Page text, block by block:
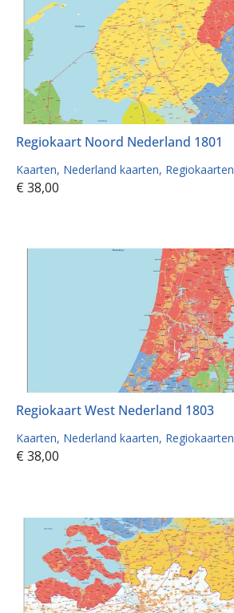
Regiokaart Noord Nederland 1801
Kaarten Nederland kaarten Regiokaarten
€ 38,00
Regiokaart West Nederland 1803
Kaarten Nederland kaarten Regiokaarten
€ 38,00